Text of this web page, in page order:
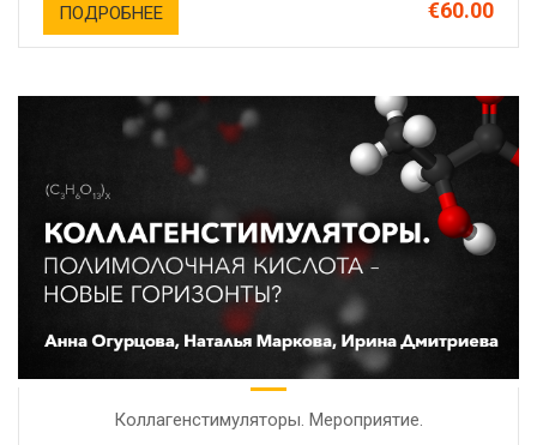
ПОДРОБНЕЕ €60.00
Коллагенстимуляторы. Мероприятие.